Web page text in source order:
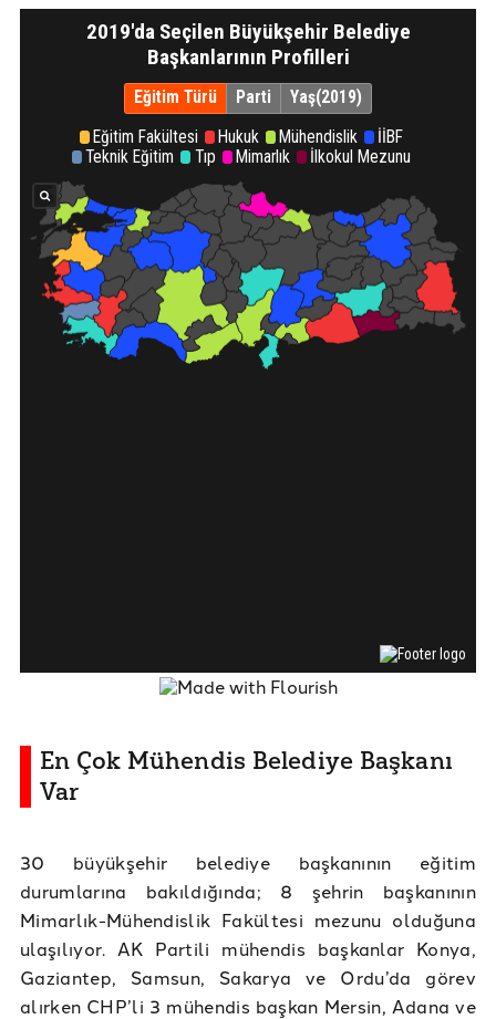
En Çok Mühendis Belediye Başkanı
Var
30 büyükşehir belediye başkanının eğitim
durumlarına bakıldığında; 8 şehrin başkanının
Mimarlık-Mühendislik Fakültesi mezunu olduğuna
ulaşılıyor. AK Partili mühendis başkanlar Konya,
Gaziantep, Samsun, Sakarya ve Ordu’da görev
alırken CHP’li 3 mühendis başkan Mersin, Adana ve